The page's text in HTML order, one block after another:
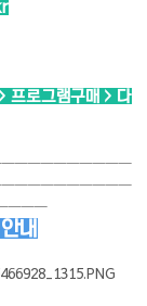
프로그램구매 > 다
내